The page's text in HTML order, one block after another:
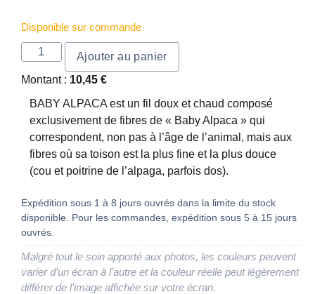
Disponible sur commande
Ajouter au panier
Montant : 10,45 €
BABY ALPACA est un fil doux et chaud composé
exclusivement de fibres de « Baby Alpaca » qui
correspondent, non pas à l’âge de l’animal, mais aux
fibres où sa toison est la plus fine et la plus douce
(cou et poitrine de l’alpaga, parfois dos).
Expédition sous 1 à 8 jours ouvrés dans la limite du stock
disponible. Pour les commandes, expédition sous 5 à 15 jours
ouvrés.
Malgré tout le soin apporté aux photos, les couleurs peuvent
varier d’un écran à l’autre et la couleur réelle peut légèrement
différer de l’image affichée sur votre écran.